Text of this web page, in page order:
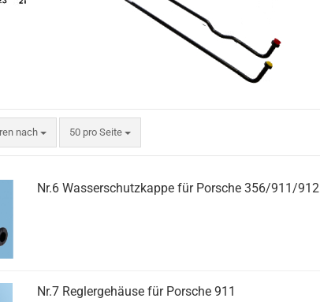
nach
nach 50 pro Seite
pro Seite
Nr.6 Wasserschutzkappe für Porsche 356/911/912
Nr.7 Reglergehäuse für Porsche 911